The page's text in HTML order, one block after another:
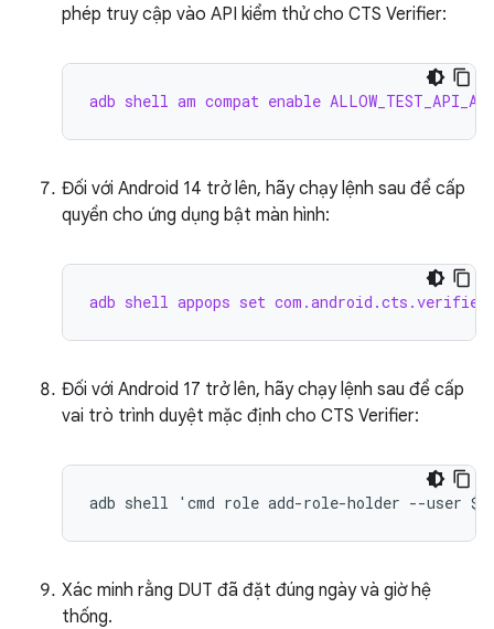
phép truy cập vào API kiểm thử cho CTS Verifier:
adb shell am compat enable
Đối với Android 14 trở lên, hãy chạy lệnh sau để cấp
quyền cho ứng dụng bật màn hình:
adb shell appops set com.android.cts.verifier
Đối với Android 17 trở lên, hãy chạy lệnh sau để cấp
vai trò trình duyệt mặc định cho CTS Verifier:
Xác minh rằng DUT đã đặt đúng ngày và giờ hệ
thống.